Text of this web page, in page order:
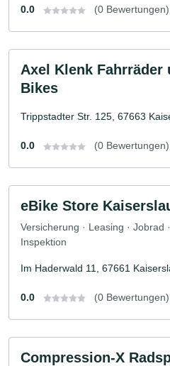
0.0 (0 Bewertungen)
Axel Klenk Fahrräder
Bikes
Trippstadter Str. 125, 67663
0.0 (0 Bewertungen)
eBike Store
Versicherung · Leasing · Jobrad
Inspektion
Im Haderwald 11, 67661
0.0 (0 Bewertungen)
Compression-X